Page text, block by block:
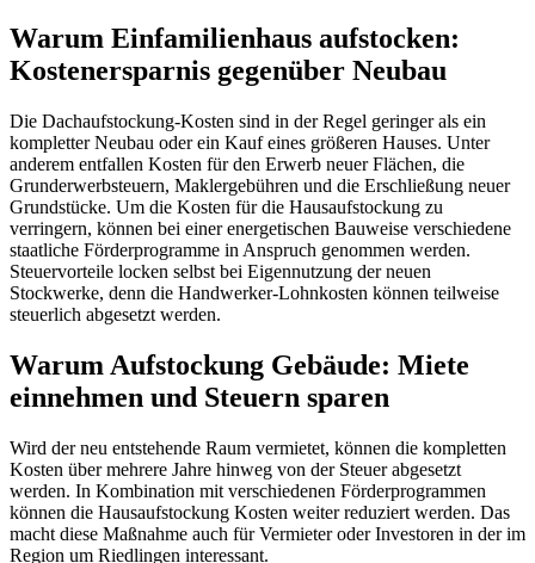
Warum Einfamilienhaus aufstocken:
Kostenersparnis gegenüber Neubau
Die Dachaufstockung-Kosten sind in der Regel geringer als ein
kompletter Neubau oder ein Kauf eines größeren Hauses. Unter
anderem entfallen Kosten für den Erwerb neuer Flächen, die
Grunderwerbsteuern, Maklergebühren und die Erschließung neuer
Grundstücke. Um die Kosten für die Hausaufstockung zu
verringern, können bei einer energetischen Bauweise verschiedene
staatliche Förderprogramme in Anspruch genommen werden.
Steuervorteile locken selbst bei Eigennutzung der neuen
Stockwerke, denn die Handwerker-Lohnkosten können teilweise
steuerlich abgesetzt werden.
Warum Aufstockung Gebäude: Miete
einnehmen und Steuern sparen
Wird der neu entstehende Raum vermietet, können die kompletten
Kosten über mehrere Jahre hinweg von der Steuer abgesetzt
werden. In Kombination mit verschiedenen Förderprogrammen
können die Hausaufstockung Kosten weiter reduziert werden. Das
macht diese Maßnahme auch für Vermieter oder Investoren in der im
Region um Riedlingen interessant.